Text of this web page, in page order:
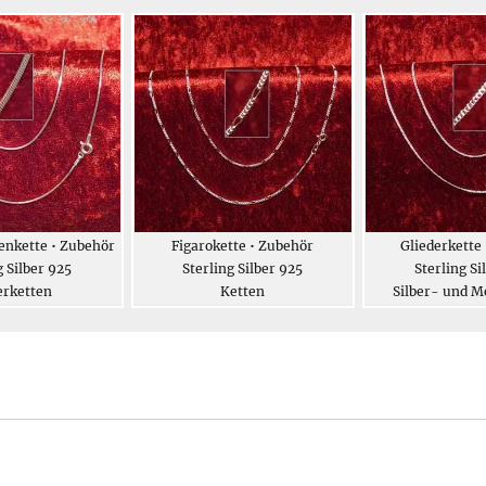
• Zubehör
Silber 925
Figarokette • Zubehör
Sterling Silber 925
Ketten
Gliederkette
Sterling
Silber- und